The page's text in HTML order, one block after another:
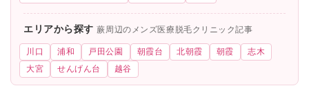
エリアから探す蕨周辺のメンズ医療脱毛クリニック記事
川口 浦和 戸田公園 朝霞台 北朝霞 朝霞
志木
大宮
せんげん台 越谷